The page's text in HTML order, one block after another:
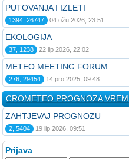
PUTOVANJA I IZLETI
1394, 26747 04 ožu 2026, 23:51
EKOLOGIJA
37, 1238 22 lip 2026, 22:02
METEO MEETING FORUM
276, 29454 14 pro 2025, 09:48
CROMETEO PROGNOZA
ZAHTJEVAJ PROGNOZU
2, 5404 19 lip 2026, 09:51
Prijava